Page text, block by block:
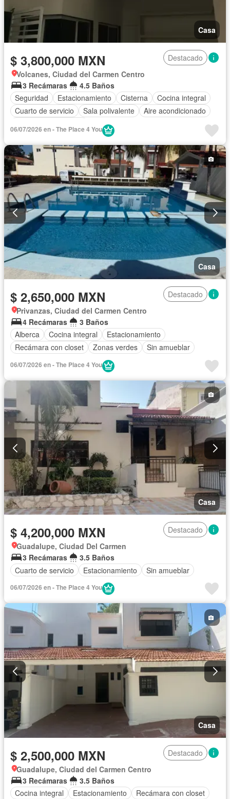
Casa
$ 3,800,000 MXN
Destacado
Volcanes, Ciudad del Carmen Centro
3 Recámaras
4.5 Baños
Seguridad
Estacionamiento Cisterna
Cocina integral
Cuarto de servicio
Sala polivalente
Aire acondicionado
06/07/2026 en - The Place 4 You
Casa
$ 2,650,000 MXN
Destacado
Privanzas, Ciudad del Carmen Centro
4 Recámaras
3 Baños
Alberca
Cocina integral
Estacionamiento
Recámara con closet
Zonas verdes Sin amueblar
06/07/2026 en - The Place 4 You
Casa
$ 4,200,000 MXN
Destacado
Guadalupe, Ciudad Del Carmen
3 Recámaras
3.5 Baños
Cuarto de servicio
Estacionamiento Sin amueblar
06/07/2026 en - The Place 4 You
Casa
$ 2,500,000 MXN
Destacado
Guadalupe, Ciudad del Carmen Centro
3 Recámaras
3.5 Baños
Cocina integral
Estacionamiento Recámara con closet